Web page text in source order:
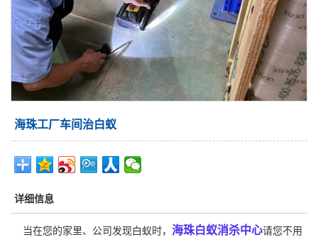
海珠工厂车间治白蚁
详细信息
当在您的家里、公司发现白蚁时， 海珠白蚁消杀中心请您不用